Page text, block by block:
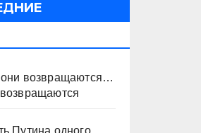
они возвращаются…
Путина одного